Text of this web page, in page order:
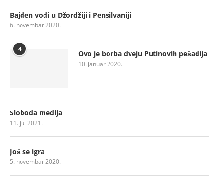
Bajden vodi u Džordžiji i Pensilvaniji
6. novembar 2020.
4 Ovo je borba dveju Putinovih pešadija
10. januar 2020.
Sloboda medija
11. jul 2021.
Još se igra
5. novembar 2020.